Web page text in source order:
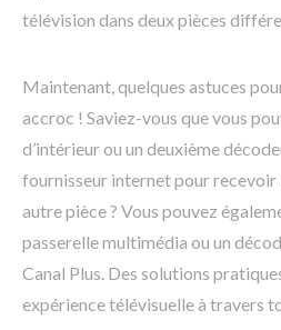
télévision dans deux pièces
Maintenant, quelques astuces
accroc ! Saviez-vous que vous
d’intérieur ou un deuxième
fournisseur internet pour recevoir
autre pièce ? Vous pouvez
passerelle multimédia ou un
Canal Plus. Des solutions
expérience télévisuelle à travers